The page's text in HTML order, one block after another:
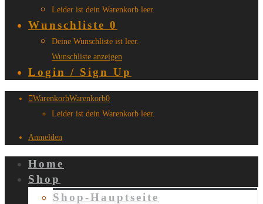
Leider ist dein Warenkorb leer.
Wunschliste 0
Deine Wunschliste ist leer.
Wunschliste anzeigen
Login / Sign Up
WarenkorbWarenkorb0
Leider ist dein Warenkorb leer.
Anmelden
Home
Shop
Shop-Hauptseite